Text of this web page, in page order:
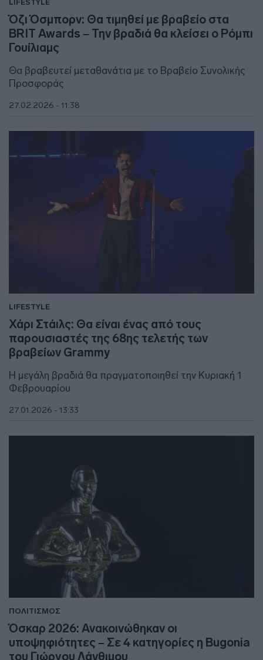
LIFESTYLE
Όζι Όσμπορν: Θα τιμηθεί με βραβείο στα
BRIT Awards – Την βραδιά θα κλείσει ο Ρόμπι
Γουίλιαμς
Θα βραβευτεί μεταθανάτια με το Βραβείο Συνολικής
Προσφοράς
27.02.2026 - 11:38
LIFESTYLE
Χάρι Στάιλς: Θα είναι ένας από τους
παρουσιαστές της 68ης τελετής των
βραβείων Grammy
Η μεγάλη βραδιά θα πραγματοποιηθεί την Κυριακή 1
Φεβρουαρίου
27.01.2026 - 13:33
ΠΟΛΙΤΙΣΜΟΣ
Όσκαρ 2026: Ανακοινώθηκαν οι
υποψηφιότητες – Σε 4 κατηγορίες η Bugonia
του Γιώργου Λάνθιμου